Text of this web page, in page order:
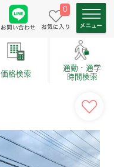
お問い合わせ
0
お気に入り
価格検索
通勤・通学
時間検索